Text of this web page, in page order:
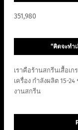
351,980
“คิดจะทำเ
เราคือร้านสกรีนเสื้อเก
เครื่อง กำลังผลิต 15-
งานสกรีน